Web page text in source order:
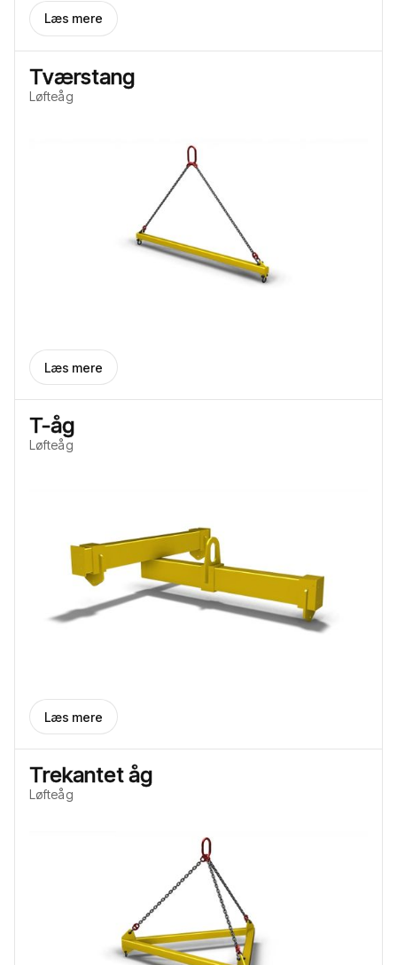
Læs mere
Tværstang
Løfteåg
Læs mere
T-åg
Løfteåg
Læs mere
Trekantet åg
Løfteåg